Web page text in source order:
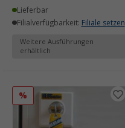
Lieferbar
Filialverfügbarkeit: Filiale setzen
Weitere Ausführungen
erhältlich
%